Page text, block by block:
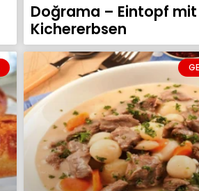
Doğrama – Eintopf mit
Kichererbsen